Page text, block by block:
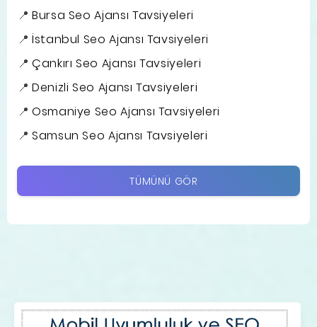
Bursa Seo Ajansı Tavsiyeleri
İstanbul Seo Ajansı Tavsiyeleri
Çankırı Seo Ajansı Tavsiyeleri
Denizli Seo Ajansı Tavsiyeleri
Osmaniye Seo Ajansı Tavsiyeleri
Samsun Seo Ajansı Tavsiyeleri
TÜMÜNÜ GÖR